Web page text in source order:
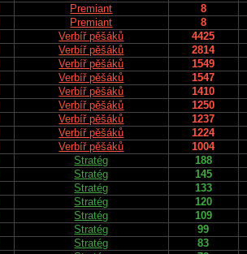
Premiant
8
Premiant
8
Verbíř pěšáků
4425
Verbíř pěšáků
2814
Verbíř pěšáků
1549
Verbíř pěšáků
1547
Verbíř pěšáků
1410
Verbíř pěšáků
1250
Verbíř pěšáků
1237
Verbíř pěšáků
1224
Verbíř pěšáků
1004
Stratég
188
Stratég
145
Stratég
133
Stratég
120
Stratég
109
Stratég
99
Stratég
83